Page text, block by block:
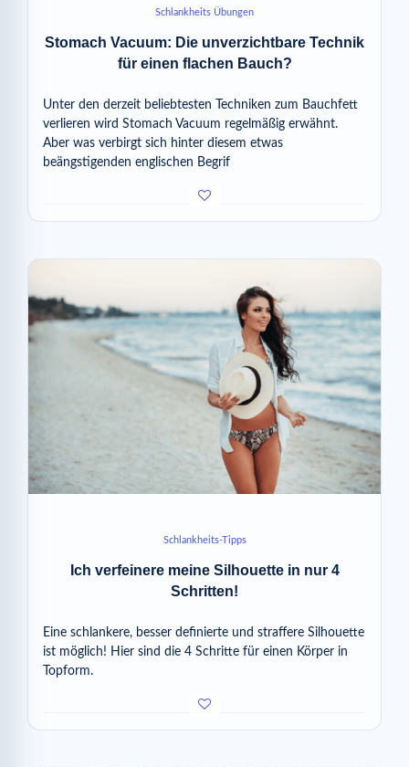
Schlankheits Übungen
Stomach Vacuum: Die unverzichtbare Technik
für einen flachen Bauch?
Unter den derzeit beliebtesten Techniken zum Bauchfett
verlieren wird Stomach Vacuum regelmäßig erwähnt.
Aber was verbirgt sich hinter diesem etwas
beängstigenden englischen Begrif
Schlankheits-Tipps
Ich verfeinere meine Silhouette in nur 4
Schritten!
Eine schlankere, besser definierte und straffere Silhouette
ist möglich! Hier sind die 4 Schritte für einen Körper in
Topform.